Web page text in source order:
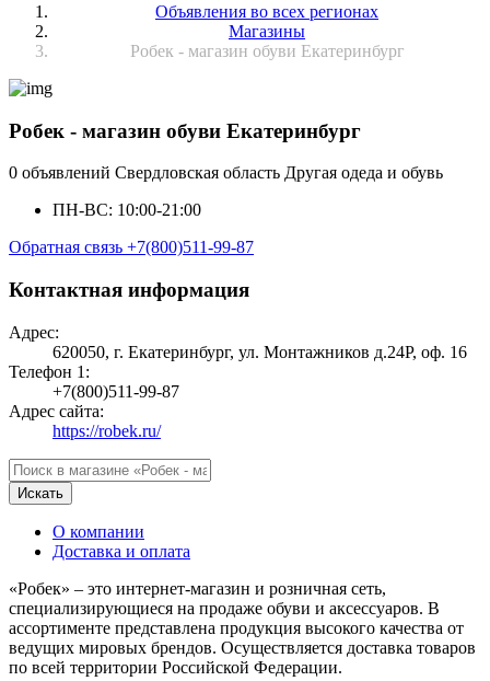
Объявления во всех регионах
Магазины
Робек - магазин обуви Екатеринбург
Робек - магазин обуви Екатеринбург
0 объявлений Свердловская область Другая одеда и обувь
ПН-ВС: 10:00-21:00
Обратная связь +7(800)511-99-87
Контактная информация
Адрес:
620050, г. Екатеринбург, ул. Монтажников д.24Р, оф. 16
Телефон 1:
+7(800)511-99-87
Адрес сайта:
https://robek.ru/
Искать
О компании
Доставка и оплата
«Робек» – это интернет-магазин и розничная сеть,
специализирующиеся на продаже обуви и аксессуаров. В
ассортименте представлена продукция высокого качества от
ведущих мировых брендов. Осуществляется доставка товаров
по всей территории Российской Федерации.